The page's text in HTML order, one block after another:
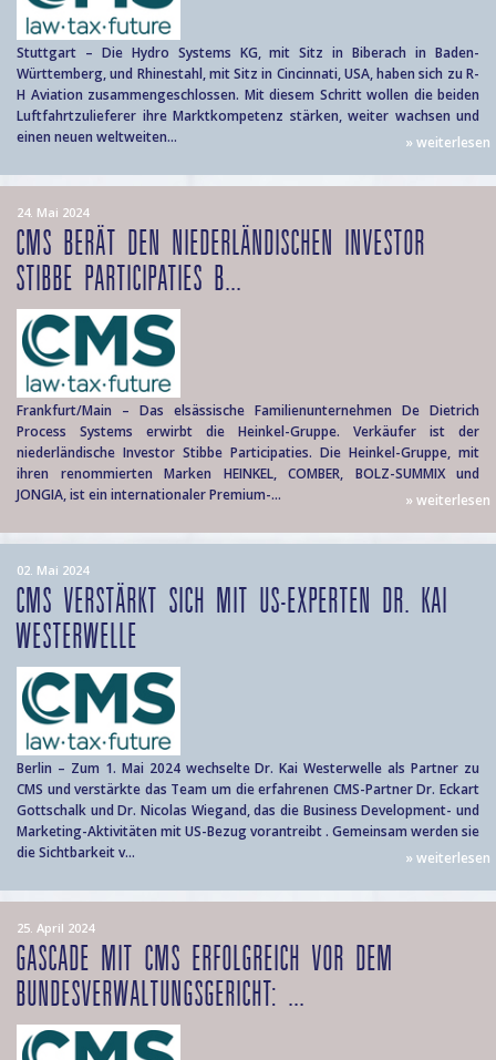
Stuttgart – Die Hydro Systems KG, mit Sitz in Biberach in Baden-
Württemberg, und Rhinestahl, mit Sitz in Cincinnati, USA, haben sich zu R-
H Aviation zusammengeschlossen. Mit diesem Schritt wollen die beiden
Luftfahrtzulieferer ihre Marktkompetenz stärken, weiter wachsen und
einen neuen weltweiten...
» weiterlesen
24. Mai 2024
CMS BERÄT DEN NIEDERLÄNDISCHEN INVESTOR
STIBBE PARTICIPATIES B...
Frankfurt/Main – Das elsässische Familienunternehmen De Dietrich
Process Systems erwirbt die Heinkel-Gruppe. Verkäufer ist der
niederländische Investor Stibbe Participaties. Die Heinkel-Gruppe, mit
ihren renommierten Marken HEINKEL, COMBER, BOLZ-SUMMIX und
JONGIA, ist ein internationaler Premium-...
» weiterlesen
02. Mai 2024
CMS VERSTÄRKT SICH MIT US-EXPERTEN DR. KAI
WESTERWELLE
Berlin – Zum 1. Mai 2024 wechselte Dr. Kai Westerwelle als Partner zu
CMS und verstärkte das Team um die erfahrenen CMS-Partner Dr. Eckart
Gottschalk und Dr. Nicolas Wiegand, das die Business Development- und
Marketing-Aktivitäten mit US-Bezug vorantreibt . Gemeinsam werden sie
die Sichtbarkeit v...
» weiterlesen
25. April 2024
GASCADE MIT CMS ERFOLGREICH VOR DEM
BUNDESVERWALTUNGSGERICHT: ...